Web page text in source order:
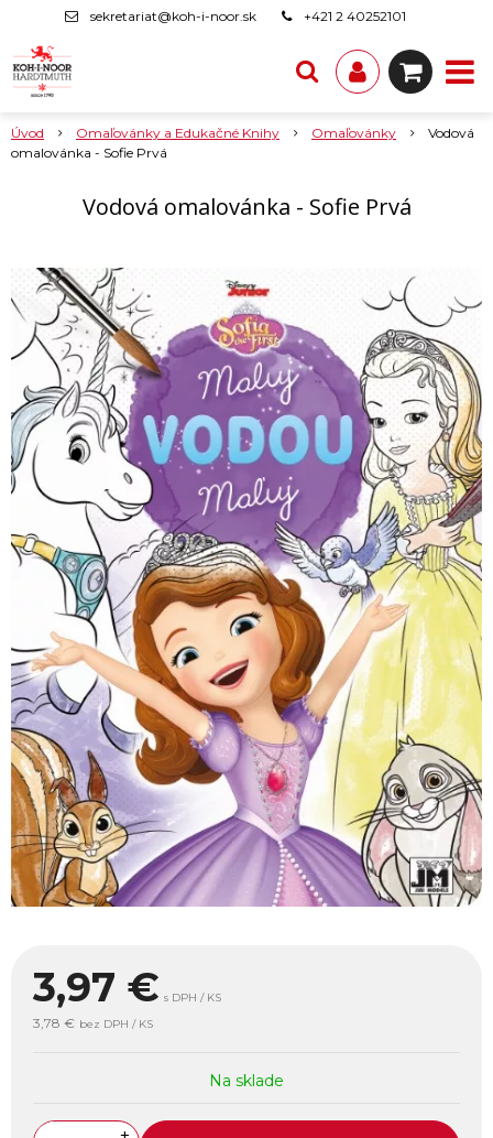
sekretariat@koh-i-noor.sk +421 2 40252101
Úvod Omaľovánky a Edukačné Knihy Omaľovánky
Vodová
omalovánka - Sofie Prvá
Vodová omalovánka - Sofie Prvá
3,97 € s DPH / KS
3,78 € bez DPH / KS
Na sklade